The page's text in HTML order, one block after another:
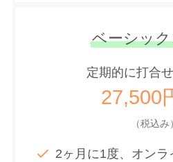
ベーシッ
定期的に打合
27,500
（税込み）
2ヶ月に1度、オン